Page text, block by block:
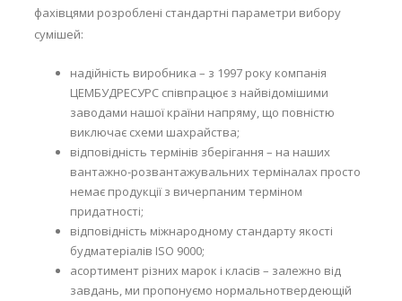
фахівцями розроблені стандартні параметри вибору
сумішей:
надійність виробника – з 1997 року компанія
ЦЕМБУДРЕСУРС співпрацює з найвідомішими
заводами нашої країни напряму, що повністю
виключає схеми шахрайства;
відповідність термінів зберігання – на наших
вантажно-розвантажувальних терміналах просто
немає продукції з вичерпаним терміном
придатності;
відповідність міжнародному стандарту якості
будматеріалів ISO 9000;
асортимент різних марок і класів – залежно від
завдань, ми пропонуємо нормальнотвердеющій